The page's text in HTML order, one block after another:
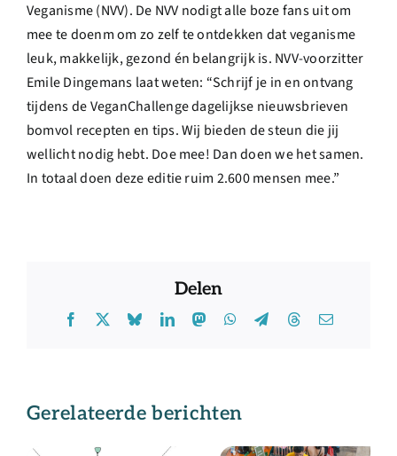
Veganisme (NVV). De NVV nodigt alle boze fans uit om
mee te doenm om zo zelf te ontdekken dat veganisme
leuk, makkelijk, gezond én belangrijk is. NVV-voorzitter
Emile Dingemans laat weten: “Schrijf je in en ontvang
tijdens de VeganChallenge dagelijkse nieuwsbrieven
bomvol recepten en tips. Wij bieden de steun die jij
wellicht nodig hebt. Doe mee! Dan doen we het samen.
In totaal doen deze editie ruim 2.600 mensen mee.”
Delen
Facebook BlueskyLinkedInMastodonWhatsApp
Telegram
Threads
E-
Gerelateerde berichten